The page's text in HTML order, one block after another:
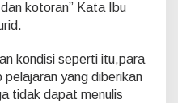
kotoran” Kata Ibu
kondisi seperti itu,para
yang diberikan
tidak dapat menulis